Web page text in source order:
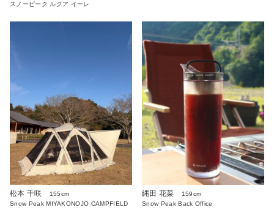
スノーピーク ルクア イーレ
松本 千咲
155cm
Snow Peak MIYAKONOJO CAMPFIELD
縄田 花菜
159cm
Snow Peak Back Office